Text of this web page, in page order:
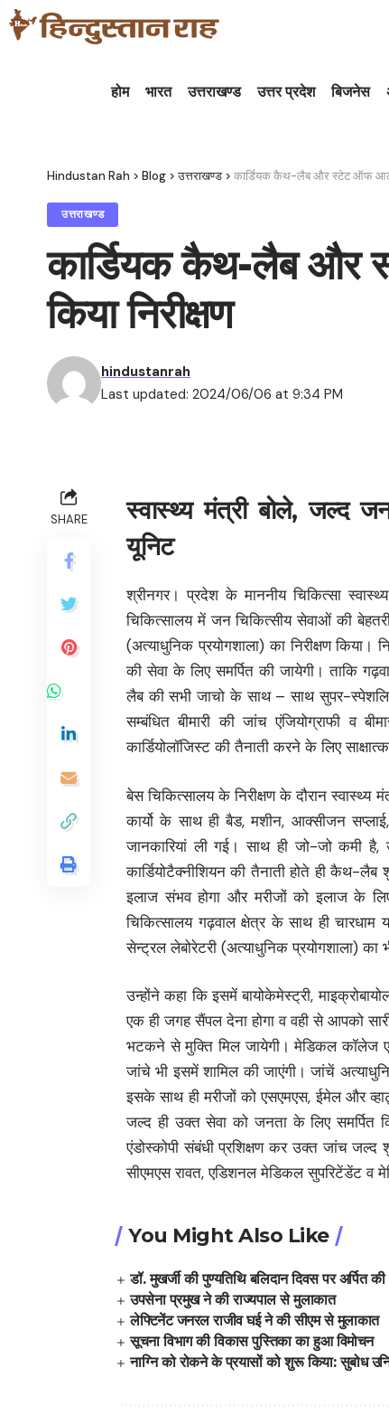
होम भारत उत्तराखण्ड उत्तर प्रदेश बिजनेस
Hindustan Rah > Blog >उत्तराखण्ड > कार्डियक कैथ-लैब और स्टेट ऑफ आर्ट
उत्तराखण्ड
कार्डियक कैथ-लैब और
किया निरीक्षण
Last updated: 2024/06/06 at 9:34 PM
hindustanrah
SHARE
स्वास्थ्य मंत्री बोले, जल्द
यूनिट
श्रीनगर। प्रदेश के माननीय चिकित्सा
चिकित्सालय में जन चिकित्सीय सेवाओं की
(अत्याधुनिक प्रयोगशाला) का निरीक्षण किया।
की सेवा के लिए समर्पित की जायेगी। ताकि
लैब की सभी जाचो के साथ – साथ सुपर-
सम्बंधित बीमारी की जांच एंजियोग्राफी व
कार्डियोलॉजिस्ट की तैनाती करने के लिए
बेस चिकित्सालय के निरीक्षण के दौरान
कार्यो के साथ ही बैड, मशीन, आक्सीजन
जानकारियां ली गई। साथ ही जो-जो कमी
कार्डियोटैक्नीशियन की तैनाती होते ही कैथ-
इलाज संभव होगा और मरीजों को इलाज के
चिकित्सालय गढ़वाल क्षेत्र के साथ ही
सेन्ट्रल लेबोरेटरी (अत्याधुनिक प्रयोगशाला) का
उन्होंने कहा कि इसमें बायोकेमेस्ट्री,
एक ही जगह सैंपल देना होगा व वही से आपको
भटकने से मुक्ति मिल जायेगी। मेडिकल कॉलेज
जांचे भी इसमें शामिल की जाएंगी। जांचें
इसके साथ ही मरीजों को एसएमएस, ईमेल और
जल्द ही उक्त सेवा को जनता के लिए समर्पित
एंडोस्कोपी संबंधी प्रशिक्षण कर उक्त जांच
सीएमएस रावत, एडिशनल मेडिकल सुपरिटेंडेंट व
You Might Also Like
डॉ. मुखर्जी की पुण्यतिथि बलिदान दिवस पर अर्पित की
उपसेना प्रमुख ने की राज्यपाल से मुलाकात
लेफ्टिनेंट जनरल राजीव घई ने की सीएम से मुलाकात
सूचना विभाग की विकास पुस्तिका का हुआ विमोचन
नाग्नि को रोकने के प्रयासों को शुरू किया: सुबोध